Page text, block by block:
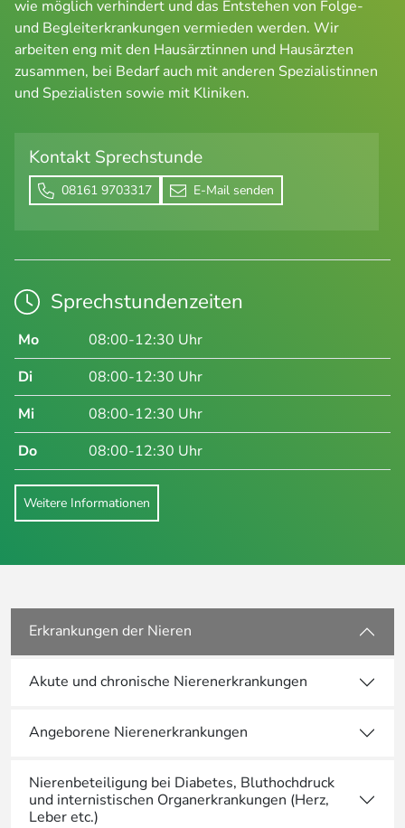
wie möglich verhindert und das Entstehen von Folge-
und Begleiterkrankungen vermieden werden. Wir
arbeiten eng mit den Hausärztinnen und Hausärzten
zusammen, bei Bedarf auch mit anderen Spezialistinnen
und Spezialisten sowie mit Kliniken.
Kontakt Sprechstunde
08161 9703317 E-Mail senden
Sprechstundenzeiten
Mo
08:00-12:30 Uhr
Di
08:00-12:30 Uhr
Mi
08:00-12:30 Uhr
Do
08:00-12:30 Uhr
Weitere Informationen
Erkrankungen der Nieren
Akute und chronische Nierenerkrankungen
Angeborene Nierenerkrankungen
Nierenbeteiligung bei Diabetes, Bluthochdruck
und internistischen Organerkrankungen (Herz,
Leber etc.)